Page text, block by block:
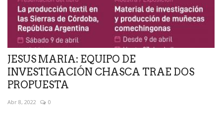
JESUS MARIA: EQUIPO DE
INVESTIGACIÓN CHASCA TRAE DOS
PROPUESTA
Abr 8, 2022 0